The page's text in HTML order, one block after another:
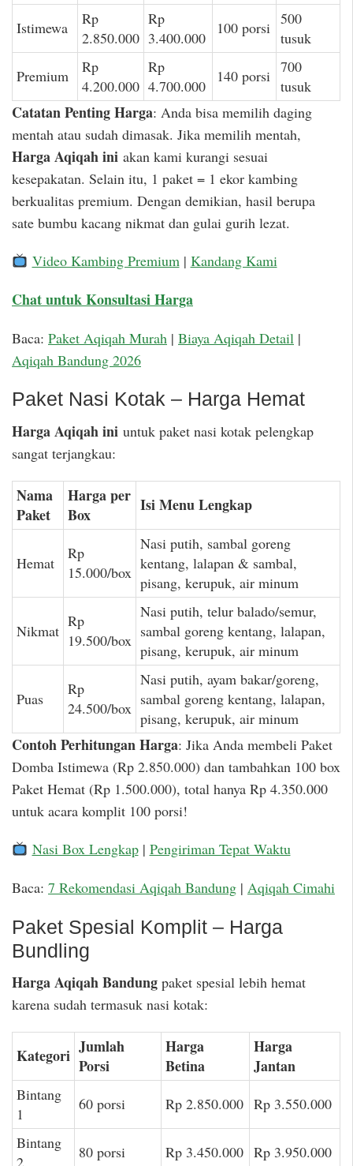
Istimewa
Rp
2.850.000
Rp
3.400.000
100 porsi 500
tusuk
Premium
Rp
4.200.000
Rp
4.700.000
140 porsi 700
tusuk
Catatan Penting Harga: Anda bisa memilih daging
mentah atau sudah dimasak. Jika memilih mentah,
Harga Aqiqah ini akan kami kurangi sesuai
kesepakatan. Selain itu, 1 paket = 1 ekor kambing
berkualitas premium. Dengan demikian, hasil berupa
sate bumbu kacang nikmat dan gulai gurih lezat.
Video Kambing Premium| Kandang Kami
Chat untuk Konsultasi Harga
Baca: Paket Aqiqah Murah | Biaya Aqiqah Detail |
Aqiqah Bandung 2026
Paket Nasi Kotak – Harga Hemat
Harga Aqiqah ini untuk paket nasi kotak pelengkap
sangat terjangkau:
Nama
Paket
Harga per
Box
Isi Menu Lengkap
Hemat
Rp
15.000/box
Nasi putih, sambal goreng
kentang, lalapan & sambal,
pisang, kerupuk, air minum
Nikmat
Rp
19.500/box
Nasi putih, telur balado/semur,
sambal goreng kentang, lalapan,
pisang, kerupuk, air minum
Puas
Rp
24.500/box
Nasi putih, ayam bakar/goreng,
sambal goreng kentang, lalapan,
pisang, kerupuk, air minum
Contoh Perhitungan Harga: Jika Anda membeli Paket
Domba Istimewa (Rp 2.850.000) dan tambahkan 100 box
Paket Hemat (Rp 1.500.000), total hanya Rp 4.350.000
untuk acara komplit 100 porsi!
Nasi Box Lengkap| Pengiriman Tepat Waktu
Baca: 7 Rekomendasi Aqiqah Bandung | Aqiqah Cimahi
Paket Spesial Komplit – Harga
Bundling
Harga Aqiqah Bandung paket spesial lebih hemat
karena sudah termasuk nasi kotak:
Kategori Jumlah
Porsi
Harga
Betina
Harga
Jantan
Bintang
1
60 porsi Rp 2.850.000 Rp 3.550.000
Bintang
2
80 porsi Rp 3.450.000 Rp 3.950.000